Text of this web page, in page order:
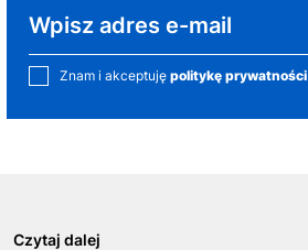
Znam i akceptuję politykę prywatności
Czytaj dalej